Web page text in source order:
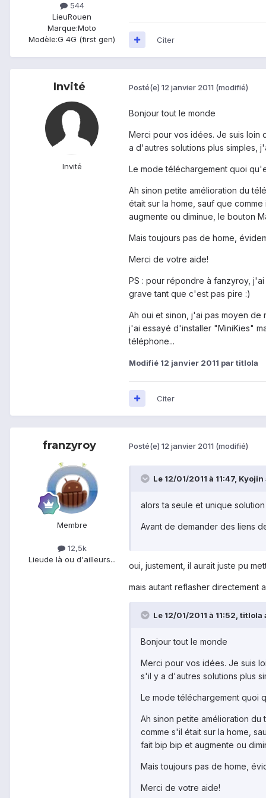
544
LieuRouen
Marque:Moto
Modèle:G 4G (first gen) Citer
Invité
Invité
Posté(e) 12 janvier 2011 (modifié)
Bonjour tout le monde
Merci pour vos idées. Je suis loin
a d'autres solutions plus simples,
Le mode téléchargement quoi
Ah sinon petite amélioration du
était sur la home, sauf que
augmente ou diminue, le bouton
Mais toujours pas de home,
Merci de votre aide!
PS : pour répondre à fanzyroy,
grave tant que c'est pas pire :)
Ah oui et sinon, j'ai pas moyen de
j'ai essayé d'installer "MiniKies"
téléphone...
Modifié 12 janvier 2011 par titlola
Citer
franzyroy
Membre
12,5k
Lieude là ou d'ailleurs...
Posté(e) 12 janvier 2011 (modifié)
Le 12/01/2011 à 11:47,
alors ta seule et unique
Avant de demander des liens
oui, justement, il aurait juste pu
mais autant reflasher directement
Le 12/01/2011 à 11:52, titlola
Bonjour tout le monde
Merci pour vos idées. Je suis
s'il y a d'autres solutions plus
Le mode téléchargement quoi
Ah sinon petite amélioration
comme s'il était sur la home,
fait bip bip et augmente ou
Mais toujours pas de home,
Merci de votre aide!